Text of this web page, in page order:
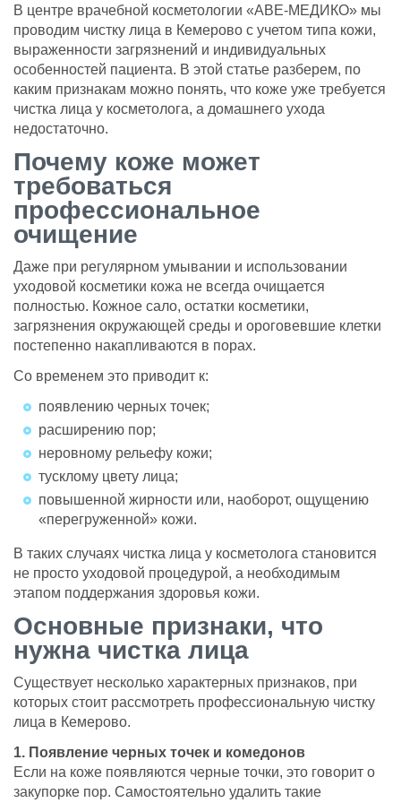
В центре врачебной косметологии «АВЕ-МЕДИКО» мы
проводим чистку лица в Кемерово с учетом типа кожи,
выраженности загрязнений и индивидуальных
особенностей пациента. В этой статье разберем, по
каким признакам можно понять, что коже уже требуется
чистка лица у косметолога, а домашнего ухода
недостаточно.
Почему коже может
требоваться
профессиональное
очищение
Даже при регулярном умывании и использовании
уходовой косметики кожа не всегда очищается
полностью. Кожное сало, остатки косметики,
загрязнения окружающей среды и ороговевшие клетки
постепенно накапливаются в порах.
Со временем это приводит к:
появлению черных точек;
расширению пор;
неровному рельефу кожи;
тусклому цвету лица;
повышенной жирности или, наоборот, ощущению
«перегруженной» кожи.
В таких случаях чистка лица у косметолога становится
не просто уходовой процедурой, а необходимым
этапом поддержания здоровья кожи.
Основные признаки, что
нужна чистка лица
Существует несколько характерных признаков, при
которых стоит рассмотреть профессиональную чистку
лица в Кемерово.
1. Появление черных точек и комедонов
Если на коже появляются черные точки, это говорит о
закупорке пор. Самостоятельно удалить такие
картой.
Срок действия сертификата – 1 год с
момента покупки.
Номинал сертификата
расходуется единовременно.
Подробную информацию о покупке и
использовании сертификата можно узнать у
администратора или по телефону
495-10-10.